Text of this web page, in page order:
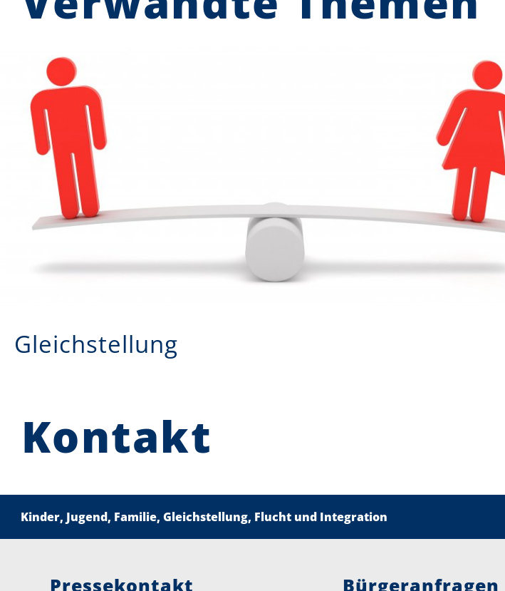
Gleichstellung
Kontakt
Kinder, Jugend, Familie, Gleichstellung, Flucht und Integration
Pressekontakt Bürgeranfragen